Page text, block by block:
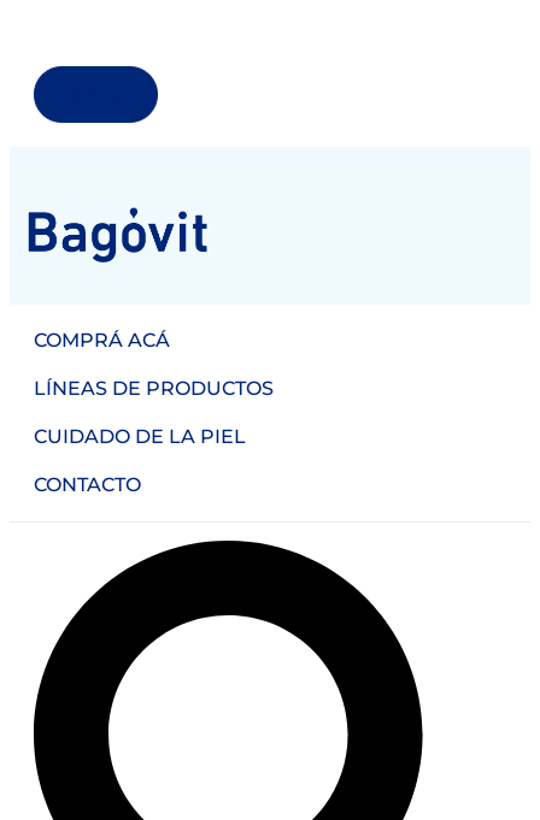
COMPRÁ ACÁ
LÍNEAS DE PRODUCTOS
CUIDADO DE LA PIEL
CONTACTO